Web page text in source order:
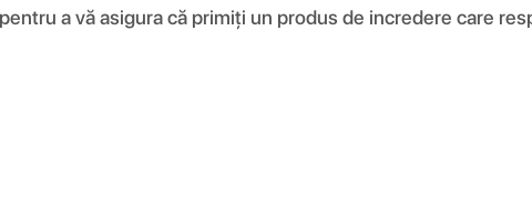
a vă asigura că primiți un produs de incredere care